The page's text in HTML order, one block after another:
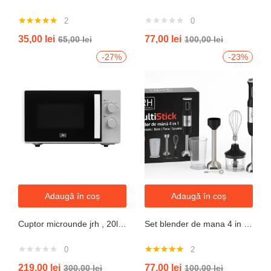
5.00din 5
2
35,00 lei 65,00lei
0
77,00 lei 100,00lei
-27%
Adaugă în coș
0
219,00 lei 300,00lei
-23%
Adaugă în coș
5.00din 5
2
77,00 lei 100,00lei